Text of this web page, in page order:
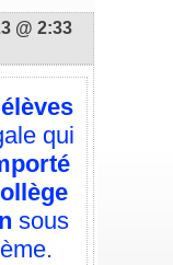
@ 2:33
élèves
qui
sous